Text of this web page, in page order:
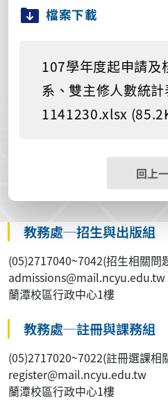
檔案下載
107學年度起申請及
系、雙主修人數統計
1141230.xlsx
回上
教務處─招生與出版組
(05)2717040~7042(招生相關問
admissions@mail.ncyu.edu.tw
蘭潭校區行政中心1樓
教務處─註冊與課務組
(05)2717020~7022(註冊選課相
register@mail.ncyu.edu.tw
蘭潭校區行政中心1樓